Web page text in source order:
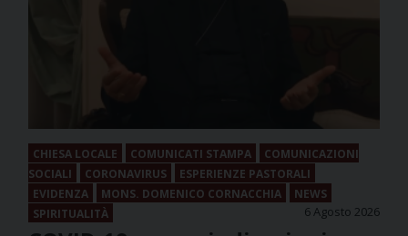
CHIESA LOCALE COMUNICATI STAMPA
COMUNICAZIONI
SOCIALI
CORONAVIRUS
ESPERIENZE PASTORALI
EVIDENZA
MONS. DOMENICO CORNACCHIA
NEWS
SPIRITUALITÀ
6 Agosto 2026